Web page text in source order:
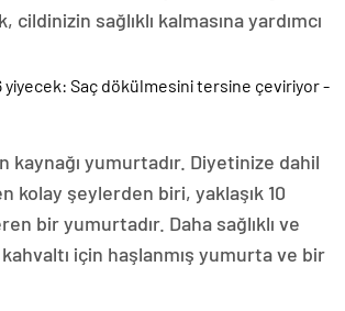
sağlıklı kalmasına yardımcı
kaynağı yumurtadır. Diyetinize dahil
kolay şeylerden biri, yaklaşık 10
bir yumurtadır. Daha sağlıklı ve
için haşlanmış yumurta ve bir